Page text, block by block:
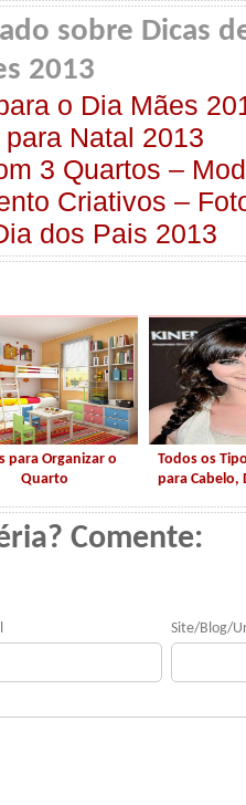
sobre Dicas
2013
o Dia Mães
Natal 2013
3 Quartos –
Criativos –
dos Pais 2013
para Organizar o
Quarto
Todos os
para Cabelo,
Comente:
Site/Blog/